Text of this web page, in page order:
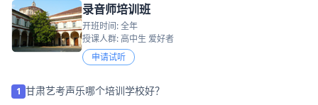
录音师培训班
开班时间: 全年
授课人群: 高中生 爱好者
申请试听
1 甘肃艺考声乐哪个培训学校好？